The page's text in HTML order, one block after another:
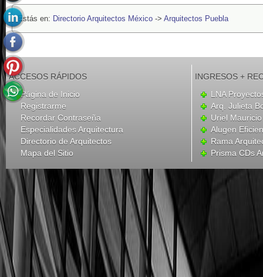
Estás en: Directorio Arquitectos México -> Arquitectos Puebla
ACCESOS RÁPIDOS
Página de Inicio
Registrarme
Recordar Contraseña
Especialidades Arquitectura
Directorio de Arquitectos
Mapa del Sitio
INGRESOS +
LNA
Arq. Julieta
Uriel
Alugen
Rama
Prisma CDs